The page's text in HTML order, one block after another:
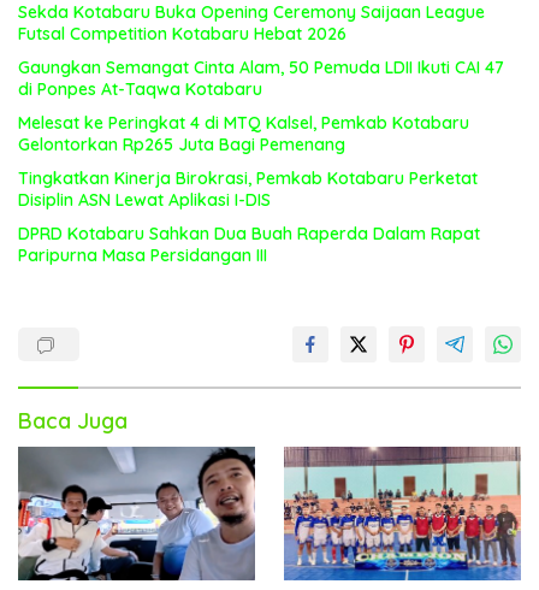
Sekda Kotabaru Buka Opening Ceremony Saijaan League
Futsal Competition Kotabaru Hebat 2026
Gaungkan Semangat Cinta Alam, 50 Pemuda LDII Ikuti CAI 47
di Ponpes At-Taqwa Kotabaru
Melesat ke Peringkat 4 di MTQ Kalsel, Pemkab Kotabaru
Gelontorkan Rp265 Juta Bagi Pemenang
Tingkatkan Kinerja Birokrasi, Pemkab Kotabaru Perketat
Disiplin ASN Lewat Aplikasi I-DIS
DPRD Kotabaru Sahkan Dua Buah Raperda Dalam Rapat
Paripurna Masa Persidangan III
Baca Juga